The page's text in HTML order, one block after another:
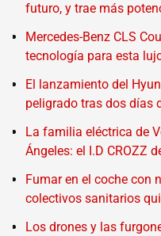
futuro, y trae más
Mercedes-Benz CLS
tecnología para esta
El lanzamiento del
peligrado tras dos días
La familia eléctrica de
Ángeles: el I.D CROZZ
Fumar en el coche con
colectivos sanitarios
Los drones y las